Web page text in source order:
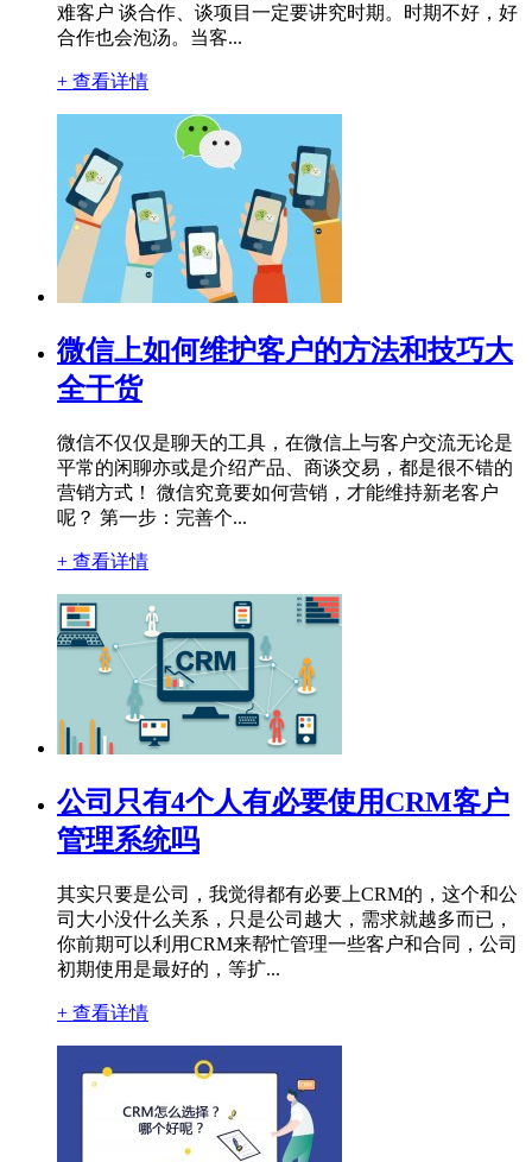
难客户 谈合作、谈项目一定要讲究时期。时期不好，好
合作也会泡汤。当客...
+ 查看详情
微信上如何维护客户的方法和技巧大
全干货
微信不仅仅是聊天的工具，在微信上与客户交流无论是
平常的闲聊亦或是介绍产品、商谈交易，都是很不错的
营销方式！ 微信究竟要如何营销，才能维持新老客户
呢？ 第一步：完善个...
+ 查看详情
公司只有4个人有必要使用CRM客户
管理系统吗
其实只要是公司，我觉得都有必要上CRM的，这个和公
司大小没什么关系，只是公司越大，需求就越多而已，
你前期可以利用CRM来帮忙管理一些客户和合同，公司
初期使用是最好的，等扩...
+ 查看详情